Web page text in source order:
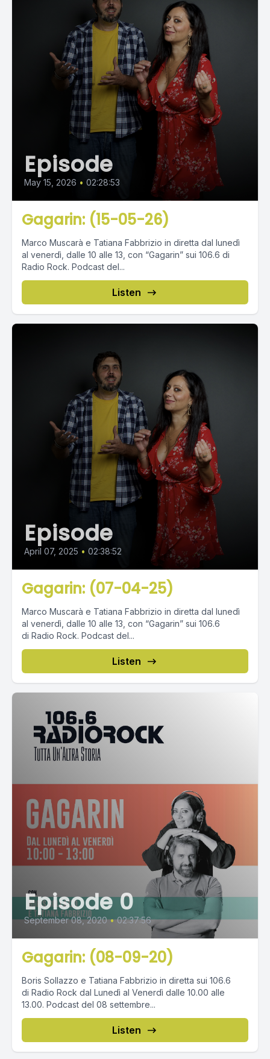
Episode
May 15, 2026 • 02:28:53
Gagarin: (15-05-26)
Marco Muscarà e Tatiana Fabbrizio in diretta dal lunedì
al venerdì, dalle 10 alle 13, con “Gagarin” sui 106.6 di
Radio Rock. Podcast del...
Listen
Episode
April 07, 2025 • 02:38:52
Gagarin: (07-04-25)
Marco Muscarà e Tatiana Fabbrizio in diretta dal lunedì
al venerdì, dalle 10 alle 13, con “Gagarin” sui 106.6
di Radio Rock. Podcast del...
Listen
Episode 0
September 08, 2020 • 02:37:56
Gagarin: (08-09-20)
Boris Sollazzo e Tatiana Fabbrizio in diretta sui 106.6
di Radio Rock dal Lunedì al Venerdì dalle 10.00 alle
13.00. Podcast del 08 settembre...
Listen